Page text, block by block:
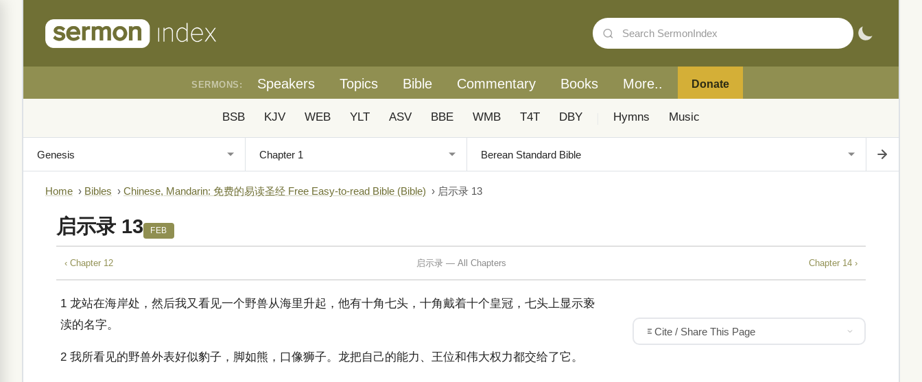
SERMONS: Speakers Topics Bible Commentary Books More.. Donate
BSB KJV WEB YLT ASV BBE WMB T4T DBY Hymns Music
Home › Bibles › Chinese, Mandarin: 免费的易读圣经 Free Easy-to-read Bible (Bible) › 启示录 13
启示录 13 FEB
‹ Chapter 12 启示录 — All Chapters Chapter 14 ›
1 龙站在海岸处，然后我又看见一个野兽从海里升起，他有十角七头，十角戴着十个皇冠，七头上显示亵
渎的名字。
2 我所看见的野兽外表好似豹子，脚如熊，口像狮子。龙把自己的能力、王位和伟大权力都交给了它。
Cite / Share This Page